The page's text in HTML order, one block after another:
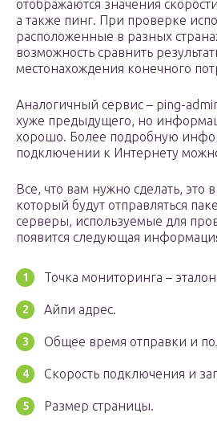
отображаются значения
а также пинг. При проверке
расположенные в разных
возможность сравнить
местонахождения конечного
Аналогичный сервис – ping-
хуже предыдущего, но
хорошо. Более подробную
подключении к Интернету
Все, что вам нужно сделать, это
который будут отправляться
серверы, используемые для
появится следующая
Точка мониторинга –
Айпи адрес.
Общее время отправки и
Скорость подключения и
Размер страницы.